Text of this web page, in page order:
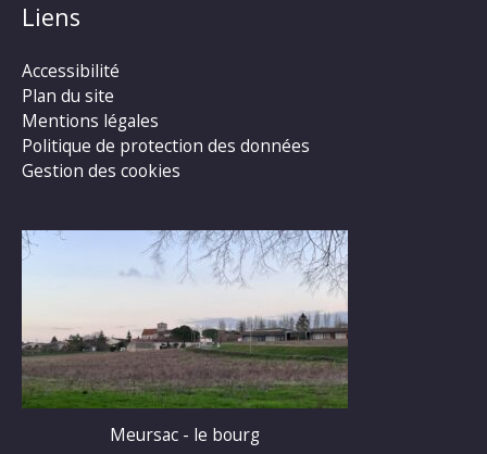
Liens
Accessibilité
Plan du site
Mentions légales
Politique de protection des données
Gestion des cookies
Meursac - le bourg